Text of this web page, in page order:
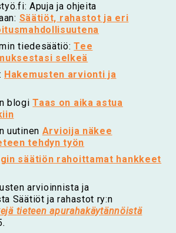
Apuja ja ohjeita
Säätiöt, rahastot ja eri
tiedesäätiö:Tee
selkeä
Hakemusten arvionti ja
blogiTaas on aika astua
uutinen Arvioija näkee
tehdyn työn
säätiön rahoittamat hankkeet
arvioinnista ja
Säätiöt ja rahastot ry:n
tieteen apurahakäytännöistä
.